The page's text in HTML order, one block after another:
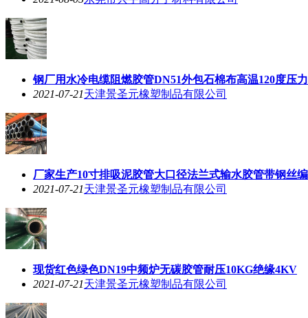
钢厂用水冷电缆阻燃胶管DN51外包石棉布高温120度压
2021-07-21天津景圣元橡塑制品有限公司
厂家生产10寸排吸泥胶管大口径法兰式输水胶管带钢丝
2021-07-21天津景圣元橡塑制品有限公司
现货红色绿色DN19中频炉无碳胶管耐压10KG绝缘4KV
2021-07-21天津景圣元橡塑制品有限公司